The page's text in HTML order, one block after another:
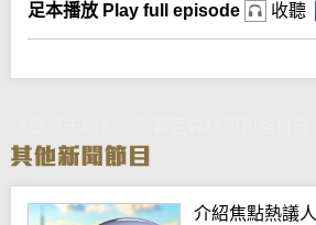
足本播放 Play full episode 收聽
介紹焦點熱議